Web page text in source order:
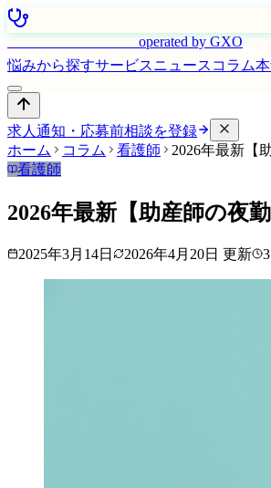
operated by GXO
悩みから探すサービスニュース コラム
求人通知・応募前相談を登録
ホーム
コラム 看護師
2026年最新【
看護師
2026年最新【助産師の夜
2025年3月14日 2026年4月20日 更新